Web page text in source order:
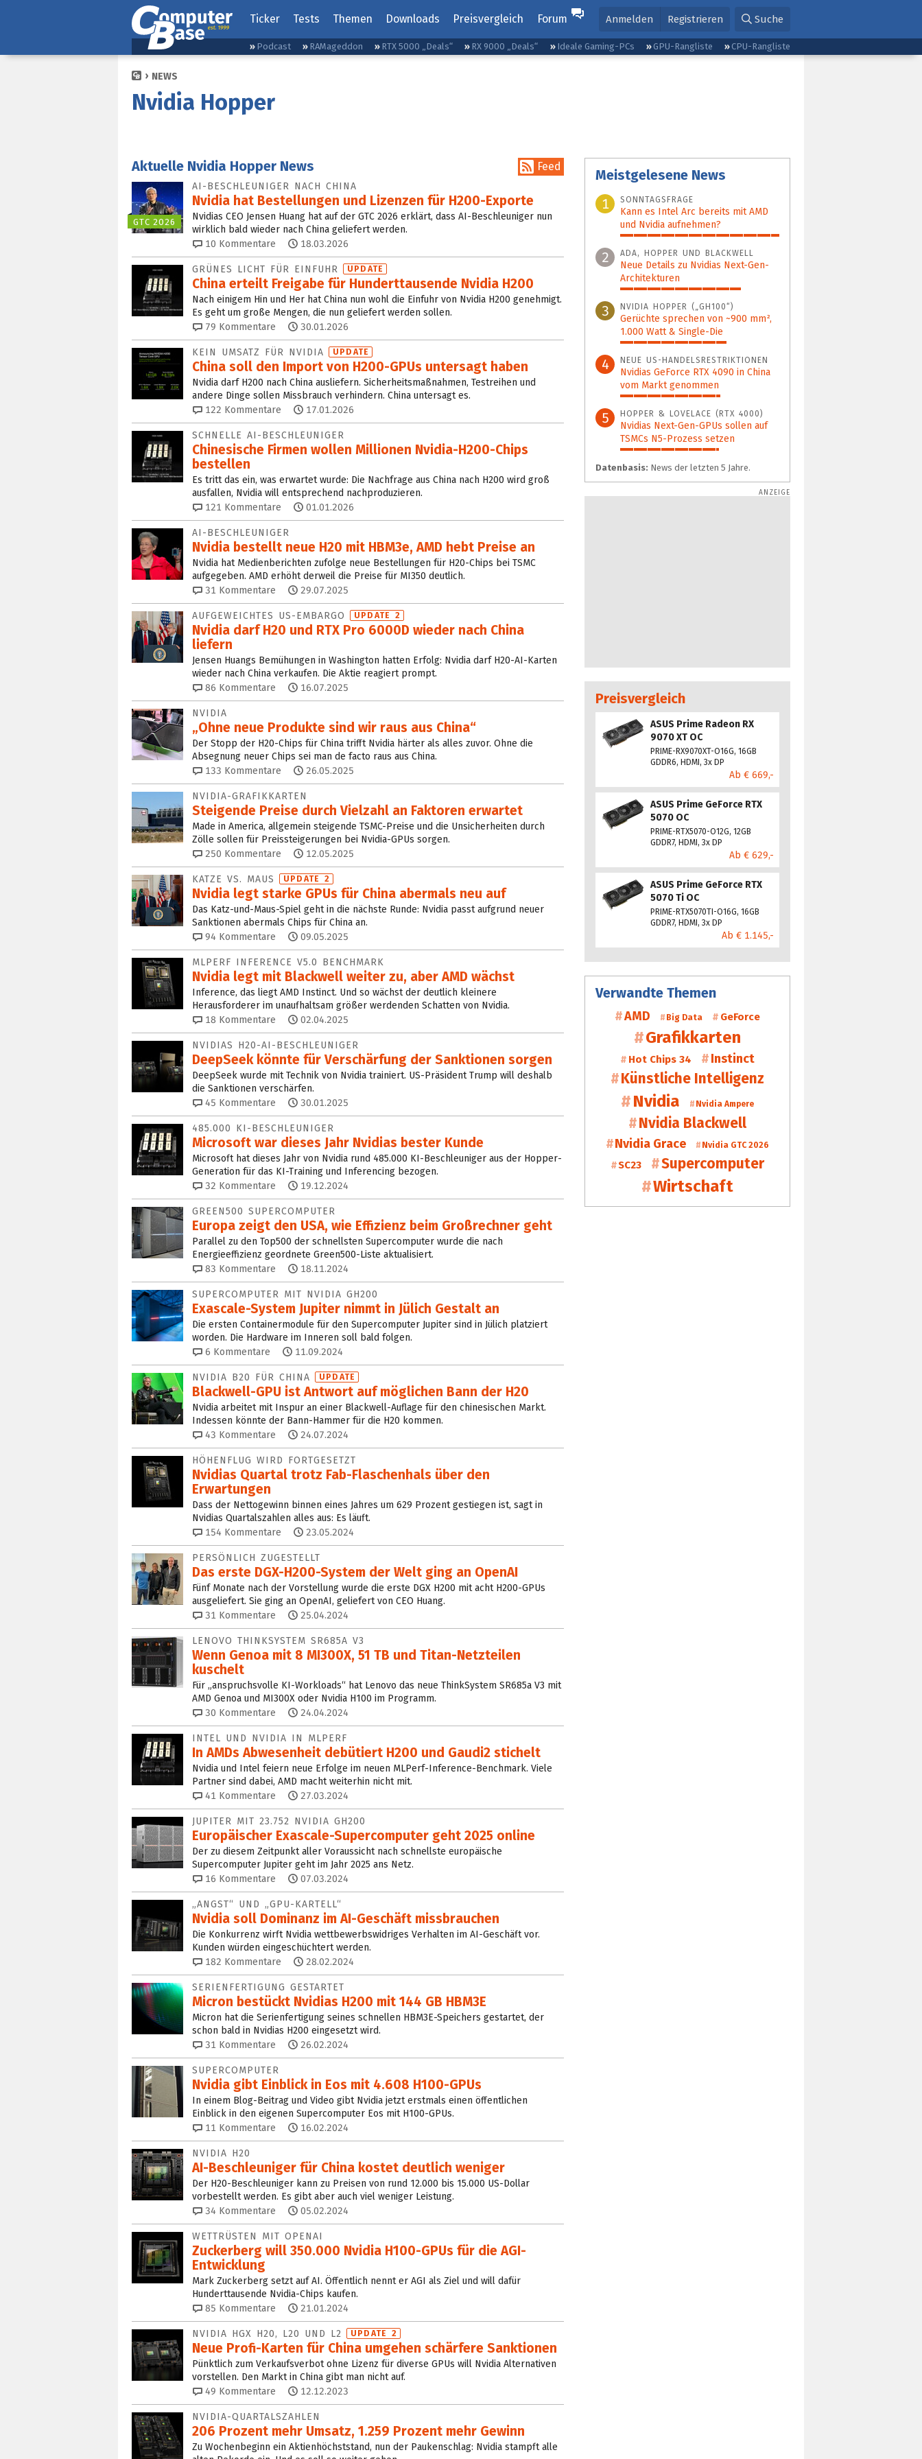
Ticker Tests Themen Downloads Preisvergleich Forum Anmelden Registrieren Suche
Podcast RAMageddon RTX 5000 „Deals“ RX 9000 „Deals“ Ideale Gaming-PCs GPU-Rangliste CPU-Rangliste
NEWS
Nvidia Hopper
Aktuelle Nvidia Hopper News Feed
GTC 2026
AI-BESCHLEUNIGER NACH CHINA
Nvidia hat Bestellungen und Lizenzen für H200-Exporte
Nvidias CEO Jensen Huang hat auf der GTC 2026 erklärt, dass AI-Beschleuniger nun
wirklich bald wieder nach China geliefert werden.
10 Kommentare 18.03.2026
GRÜNES LICHT FÜR EINFUHR UPDATE
China erteilt Freigabe für Hunderttausende Nvidia H200
Nach einigem Hin und Her hat China nun wohl die Einfuhr von Nvidia H200 genehmigt.
Es geht um große Mengen, die nun geliefert werden sollen.
79 Kommentare 30.01.2026
KEIN UMSATZ FÜR NVIDIA UPDATE
China soll den Import von H200-GPUs untersagt haben
Nvidia darf H200 nach China ausliefern. Sicherheitsmaßnahmen, Testreihen und
andere Dinge sollen Missbrauch verhindern. China untersagt es.
122 Kommentare 17.01.2026
SCHNELLE AI-BESCHLEUNIGER
Chinesische Firmen wollen Millionen Nvidia-H200-Chips
bestellen
Es tritt das ein, was erwartet wurde: Die Nachfrage aus China nach H200 wird groß
ausfallen, Nvidia will entsprechend nachproduzieren.
121 Kommentare 01.01.2026
AI-BESCHLEUNIGER
Nvidia bestellt neue H20 mit HBM3e, AMD hebt Preise an
Nvidia hat Medienberichten zufolge neue Bestellungen für H20-Chips bei TSMC
aufgegeben. AMD erhöht derweil die Preise für MI350 deutlich.
31 Kommentare 29.07.2025
AUFGEWEICHTES US-EMBARGO UPDATE 2
Nvidia darf H20 und RTX Pro 6000D wieder nach China
liefern
Jensen Huangs Bemühungen in Washington hatten Erfolg: Nvidia darf H20-AI-Karten
wieder nach China verkaufen. Die Aktie reagiert prompt.
86 Kommentare 16.07.2025
NVIDIA
„Ohne neue Produkte sind wir raus aus China“
Der Stopp der H20-Chips für China trifft Nvidia härter als alles zuvor. Ohne die
Absegnung neuer Chips sei man de facto raus aus China.
133 Kommentare 26.05.2025
NVIDIA-GRAFIKKARTEN
Steigende Preise durch Vielzahl an Faktoren erwartet
Made in America, allgemein steigende TSMC-Preise und die Unsicherheiten durch
Zölle sollen für Preissteigerungen bei Nvidia-GPUs sorgen.
250 Kommentare 12.05.2025
KATZE VS. MAUS UPDATE 2
Nvidia legt starke GPUs für China abermals neu auf
Das Katz-und-Maus-Spiel geht in die nächste Runde: Nvidia passt aufgrund neuer
Sanktionen abermals Chips für China an.
94 Kommentare 09.05.2025
MLPERF INFERENCE V5.0 BENCHMARK
Nvidia legt mit Blackwell weiter zu, aber AMD wächst
Inference, das liegt AMD Instinct. Und so wächst der deutlich kleinere
Herausforderer im unaufhaltsam größer werdenden Schatten von Nvidia.
18 Kommentare 02.04.2025
NVIDIAS H20-AI-BESCHLEUNIGER
DeepSeek könnte für Ver­schär­fung der Sanktionen sorgen
DeepSeek wurde mit Technik von Nvidia trainiert. US-Präsident Trump will deshalb
die Sanktionen verschärfen.
45 Kommentare 30.01.2025
485.000 KI-BESCHLEUNIGER
Microsoft war dieses Jahr Nvidias bester Kunde
Microsoft hat dieses Jahr von Nvidia rund 485.000 KI-Beschleuniger aus der Hopper-
Generation für das KI-Training und Inferencing bezogen.
32 Kommentare 19.12.2024
GREEN500 SUPERCOMPUTER
Europa zeigt den USA, wie Effizienz beim Großrechner geht
Parallel zu den Top500 der schnellsten Supercomputer wurde die nach
Energieeffizienz geordnete Green500-Liste aktualisiert.
83 Kommentare 18.11.2024
SUPERCOMPUTER MIT NVIDIA GH200
Exascale-System Jupiter nimmt in Jülich Gestalt an
Die ersten Containermodule für den Supercomputer Jupiter sind in Jülich platziert
worden. Die Hardware im Inneren soll bald folgen.
6 Kommentare 11.09.2024
NVIDIA B20 FÜR CHINA UPDATE
Blackwell-GPU ist Antwort auf möglichen Bann der H20
Nvidia arbeitet mit Inspur an einer Blackwell-Auflage für den chinesischen Markt.
Indessen könnte der Bann-Hammer für die H20 kommen.
43 Kommentare 24.07.2024
HÖHENFLUG WIRD FORTGESETZT
Nvidias Quartal trotz Fab-Flaschenhals über den
Erwartungen
Dass der Nettogewinn binnen eines Jahres um 629 Prozent gestiegen ist, sagt in
Nvidias Quartalszahlen alles aus: Es läuft.
154 Kommentare 23.05.2024
PERSÖNLICH ZUGESTELLT
Das erste DGX-H200-System der Welt ging an OpenAI
Fünf Monate nach der Vorstellung wurde die erste DGX H200 mit acht H200-GPUs
ausgeliefert. Sie ging an OpenAI, geliefert von CEO Huang.
31 Kommentare 25.04.2024
LENOVO THINKSYSTEM SR685A V3
Wenn Genoa mit 8 MI300X, 51 TB und Titan-Netzteilen
kuschelt
Für „anspruchsvolle KI-Workloads“ hat Lenovo das neue ThinkSystem SR685a V3 mit
AMD Genoa und MI300X oder Nvidia H100 im Programm.
30 Kommentare 24.04.2024
INTEL UND NVIDIA IN MLPERF
In AMDs Abwesenheit debütiert H200 und Gaudi2 stichelt
Nvidia und Intel feiern neue Erfolge im neuen MLPerf-Inference-Benchmark. Viele
Partner sind dabei, AMD macht weiterhin nicht mit.
41 Kommentare 27.03.2024
JUPITER MIT 23.752 NVIDIA GH200
Europäischer Exascale-Supercomputer geht 2025 online
Der zu diesem Zeitpunkt aller Voraussicht nach schnellste europäische
Supercomputer Jupiter geht im Jahr 2025 ans Netz.
16 Kommentare 07.03.2024
„ANGST“ UND „GPU-KARTELL“
Nvidia soll Dominanz im AI-Geschäft missbrauchen
Die Konkurrenz wirft Nvidia wettbewerbswidriges Verhalten im AI-Geschäft vor.
Kunden würden eingeschüchtert werden.
182 Kommentare 28.02.2024
SERIENFERTIGUNG GESTARTET
Micron bestückt Nvidias H200 mit 144 GB HBM3E
Micron hat die Serienfertigung seines schnellen HBM3E-Speichers gestartet, der
schon bald in Nvidias H200 eingesetzt wird.
31 Kommentare 26.02.2024
SUPERCOMPUTER
Nvidia gibt Einblick in Eos mit 4.608 H100-GPUs
In einem Blog-Beitrag und Video gibt Nvidia jetzt erstmals einen öffentlichen
Einblick in den eigenen Supercomputer Eos mit H100-GPUs.
11 Kommentare 16.02.2024
NVIDIA H20
AI-Beschleuniger für China kostet deutlich weniger
Der H20-Beschleuniger kann zu Preisen von rund 12.000 bis 15.000 US-Dollar
vorbestellt werden. Es gibt aber auch viel weniger Leistung.
34 Kommentare 05.02.2024
WETTRÜSTEN MIT OPENAI
Zuckerberg will 350.000 Nvidia H100-GPUs für die AGI-
Entwicklung
Mark Zuckerberg setzt auf AI. Öffentlich nennt er AGI als Ziel und will dafür
Hunderttausende Nvidia-Chips kaufen.
85 Kommentare 21.01.2024
NVIDIA HGX H20, L20 UND L2 UPDATE 2
Neue Profi-Karten für China umgehen schärfere Sanktionen
Pünktlich zum Verkaufsverbot ohne Lizenz für diverse GPUs will Nvidia Alternativen
vorstellen. Den Markt in China gibt man nicht auf.
49 Kommentare 12.12.2023
NVIDIA-QUARTALSZAHLEN
206 Prozent mehr Umsatz, 1.259 Prozent mehr Gewinn
Zu Wochenbeginn ein Aktienhöchststand, nun der Paukenschlag: Nvidia stampft alle
Meistgelesene News
1
SONNTAGSFRAGE
Kann es Intel Arc bereits mit AMD
und Nvidia aufnehmen?
100%
2 ADA, HOPPER UND BLACKWELL
Neue Details zu Nvidias Next-Gen-
Architekturen
76%
3 NVIDIA HOPPER („GH100“)
Gerüchte sprechen von ~900 mm²,
1.000 Watt & Single-Die
67%
4 NEUE US-HANDELSRESTRIKTIONEN
Nvidias GeForce RTX 4090 in China
vom Markt genommen
63%
5 HOPPER & LOVELACE (RTX 4000)
Nvidias Next-Gen-GPUs sollen auf
TSMCs N5-Prozess setzen
62%
Datenbasis: News der letzten 5 Jahre.
Preisvergleich
ASUS Prime Radeon RX
9070 XT OC
PRIME-RX9070XT-O16G, 16GB
GDDR6, HDMI, 3x DP
Ab € 669,-
ASUS Prime GeForce RTX
5070 OC
PRIME-RTX5070-O12G, 12GB
GDDR7, HDMI, 3x DP
Ab € 629,-
ASUS Prime GeForce RTX
5070 Ti OC
PRIME-RTX5070TI-O16G, 16GB
GDDR7, HDMI, 3x DP
Ab € 1.145,-
Verwandte Themen
AMD Big Data GeForce
Grafikkarten
Hot Chips 34 Instinct
Künstliche Intelligenz
Nvidia Nvidia Ampere
Nvidia Blackwell
Nvidia Grace Nvidia GTC 2026
SC23 Supercomputer
Wirtschaft